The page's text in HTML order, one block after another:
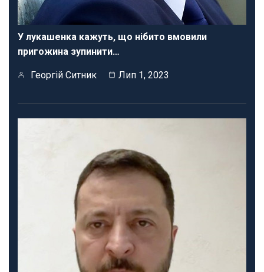
У лукашенка кажуть, що нібито вмовили
пригожина зупинити…
Георгій Ситник Лип 1, 2023